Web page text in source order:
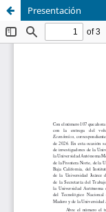
Presentación